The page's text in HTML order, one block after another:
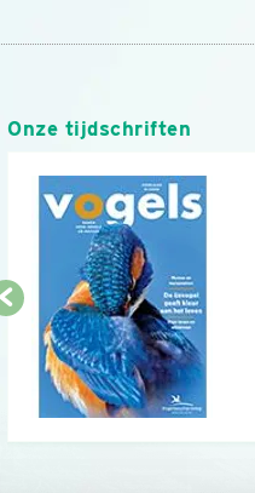
Onze tijdschriften